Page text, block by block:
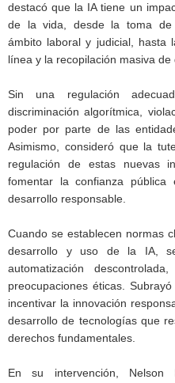
destacó que la IA tiene un
de la vida, desde la toma de
ámbito laboral y judicial, hasta
línea y la recopilación masiva de
Sin una regulación
discriminación algorítmica,
poder por parte de las
Asimismo, consideró que la
regulación de estas nuevas
fomentar la confianza
desarrollo responsable.
Cuando se establecen normas
desarrollo y uso de la IA,
automatización
preocupaciones éticas.
incentivar la innovación
desarrollo de tecnologías que
derechos fundamentales.
En su intervención, Nelson